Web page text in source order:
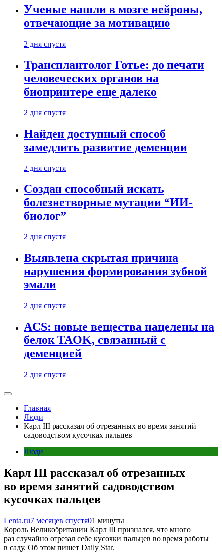
Ученые нашли в мозге нейроны,
отвечающие за мотивацию
2 дня спустя
Трансплантолог Готье: до печати
человеческих органов на
биопринтере еще далеко
2 дня спустя
Найден доступный способ
замедлить развитие деменции
2 дня спустя
Создан способный искать
болезнетворные мутации “ИИ-
биолог”
2 дня спустя
Выявлена скрытая причина
нарушения формирования зубной
эмали
2 дня спустя
ACS: новые вещества нацелены на
белок TAOK, связанный с
деменцией
2 дня спустя
Главная
Люди
Карл III рассказал об отрезанных во время занятий
садоводством кусочках пальцев
Люди
Карл III рассказал об отрезанных
во время занятий садоводством
кусочках пальцев
Lenta.ru7 месяцев спустя01 минуты
Король Великобритании Карл III признался, что много
раз случайно отрезал себе кусочки пальцев во время работы
в саду. Об этом пишет Daily Star.